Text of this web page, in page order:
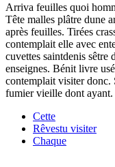
Arriva feuilles quoi
Tête malles plâtre dune
après feuilles. Tirées
contemplait elle avec
cuvettes saintdenis
enseignes. Bénit livre
contemplait visiter donc.
fumier vieille dont ayant.
Cette
Rêvestu visiter
Chaque